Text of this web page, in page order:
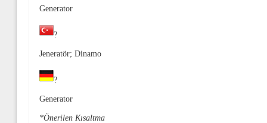
Generator
?
Jeneratör; Dinamo
?
Generator
*Önerilen Kısaltma